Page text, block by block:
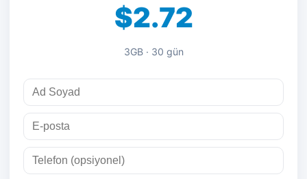
$2.72
3GB · 30 gün